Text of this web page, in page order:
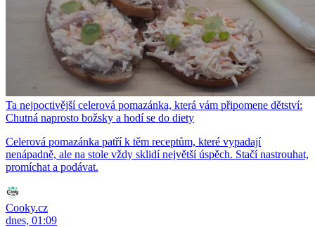
Ta nejpoctivější celerová pomazánka, která vám připomene dětství:
Chutná naprosto božsky a hodí se do diety
Celerová pomazánka patří k těm receptům, které vypadají
nenápadně, ale na stole vždy sklidí největší úspěch. Stačí nastrouhat,
promíchat a podávat.
Cooky.cz
dnes, 01:09